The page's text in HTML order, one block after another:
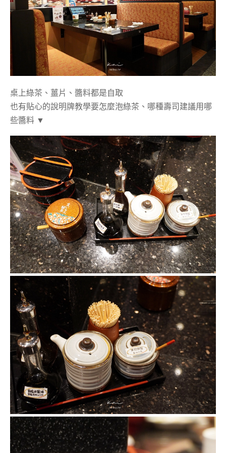
桌上綠茶、薑片、醬料都是自取
也有貼心的說明牌教學要怎麼泡綠茶、哪種壽司建議用哪
些醬料 ▼